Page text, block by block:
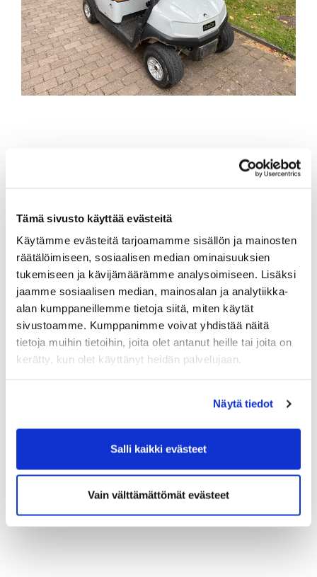
Tämä sivusto käyttää evästeitä
Käytämme evästeitä tarjoamamme sisällön ja mainosten
räätälöimiseen, sosiaalisen median ominaisuuksien
tukemiseen ja kävijämäärämme analysoimiseen. Lisäksi
jaamme sosiaalisen median, mainosalan ja analytiikka-
alan kumppaneillemme tietoja siitä, miten käytät
sivustoamme. Kumppanimme voivat yhdistää näitä
tietoja muihin tietoihin, joita olet antanut heille tai joita on
kerätty, kun olet käyttänyt heidän palvelujaan.
Näytä tiedot
Salli kaikki evästeet
Vain välttämättömät evästeet